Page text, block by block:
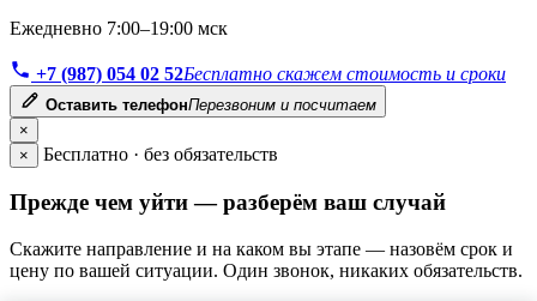
Ежедневно 7:00–19:00 мск
+7 (987) 054 02 52Бесплатно скажем стоимость и сроки
Оставить телефонПерезвоним и посчитаем
×
×
Бесплатно · без обязательств
Прежде чем уйти — разберём ваш случай
Скажите направление и на каком вы этапе — назовём срок и
цену по вашей ситуации. Один звонок, никаких обязательств.